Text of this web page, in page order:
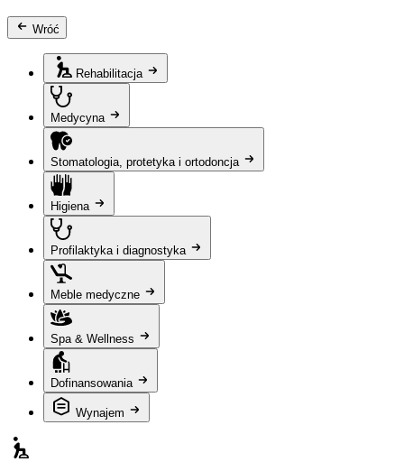
Wróć
Rehabilitacja
Medycyna
Stomatologia, protetyka i ortodoncja
Higiena
Profilaktyka i diagnostyka
Meble medyczne
Spa & Wellness
Dofinansowania
Wynajem